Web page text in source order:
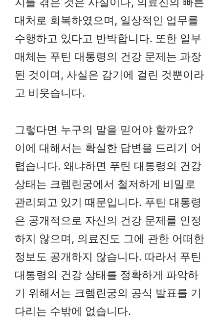
대처로 회복하였으며, 일상적인 업무를
수행하고 있다고 반박합니다. 또한 일부
매체는 푸틴 대통령의 건강 문제는 과장
된 것이며, 사실은 감기에 걸린 것뿐이라
고 비웃습니다.
그렇다면 누구의 말을 믿어야 할까요?
이에 대해서는 확실한 답변을 드리기 어
렵습니다. 왜냐하면 푸틴 대통령의 건강
상태는 크렘린궁에서 철저하게 비밀로
관리되고 있기 때문입니다. 푸틴 대통령
은 공개적으로 자신의 건강 문제를 인정
하지 않으며, 의료진도 그에 관한 어떠한
정보도 공개하지 않습니다. 따라서 푸틴
대통령의 건강 상태를 정확하게 파악하
기 위해서는 크렘린궁의 공식 발표를 기
다리는 수밖에 없습니다.